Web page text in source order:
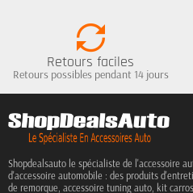
Retours faciles
Retours possibles pendant 14 jours
Shopdealsauto le spécialiste de l'accessoire
d'accessoire automobile : des produits
de remorque, accessoire tuning auto, kit